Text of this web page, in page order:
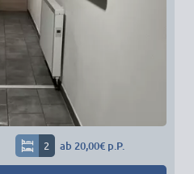
2 ab 20,00€ p.P.